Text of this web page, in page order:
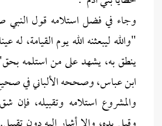
وجاء في فضل استلامه قول النبي
"والله ليبعثنه الله يوم القيامة، له
ينطق به، يشهد على من استلمه
ابن عباس، وصححه الألباني في
والمشروع استلامه وتقبيله، فإن